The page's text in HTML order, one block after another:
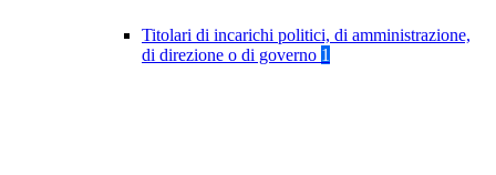
Titolari di incarichi politici, di amministrazione,
di direzione o di governo 1